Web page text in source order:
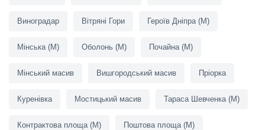
Виноградар Вітряні Гори Героїв Дніпра (M)
Мінська (M) Оболонь (M) Почайна (M)
Мінський масив Вишгородський масив Пріорка
Куренівка Мостицький масив Тараса Шевченка (M)
Контрактова площа (M) Поштова площа (M)